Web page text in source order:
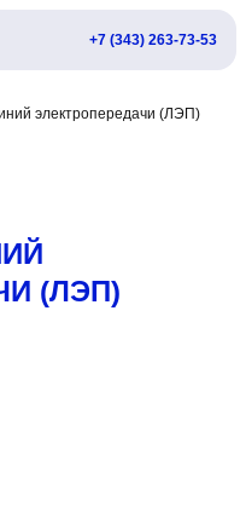
+7 (343) 263-73-53
электропередачи (ЛЭП)
(ЛЭП)